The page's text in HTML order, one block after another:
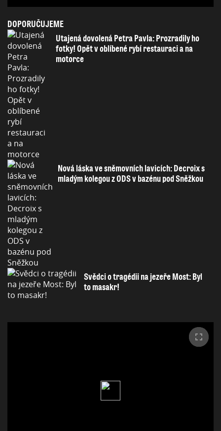
DOPORUČUJEME
Utajená dovolená Petra Pavla: Prozradily ho
fotky! Opět v oblíbené rybí restauraci a na
motorce
Nová láska ve sněmovních lavicích: Decroix s
mladým kolegou z ODS v bazénu pod Sněžkou
Svědci o tragédii na jezeře Most: Byl
to masakr!